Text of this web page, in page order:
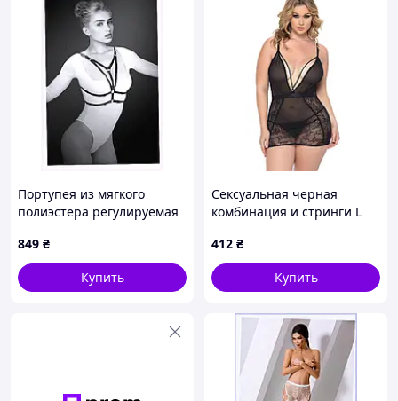
Портупея из мягкого
полиэстера регулируемая
849 ₴
Купить
Сексуальная черная
комбинация и стринги L
412 ₴
Купить